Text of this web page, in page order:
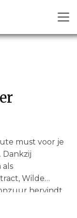
must voor je
Wilde
hervindt
Deze